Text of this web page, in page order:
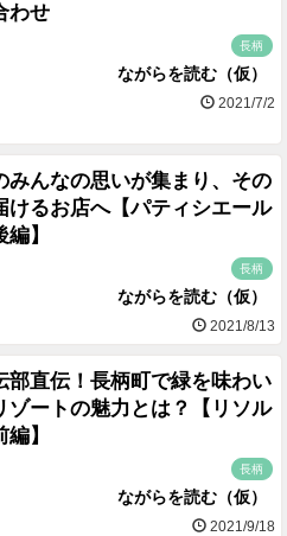
わせ
長柄
ながらを読む（仮）
2021/7/2
みんなの思いが集まり、その
けるお店へ【パティシエール
】
長柄
ながらを読む（仮）
2021/8/13
部直伝！長柄町で緑を味わい
ゾートの魅力とは？【リソル
】
長柄
ながらを読む（仮）
2021/9/18